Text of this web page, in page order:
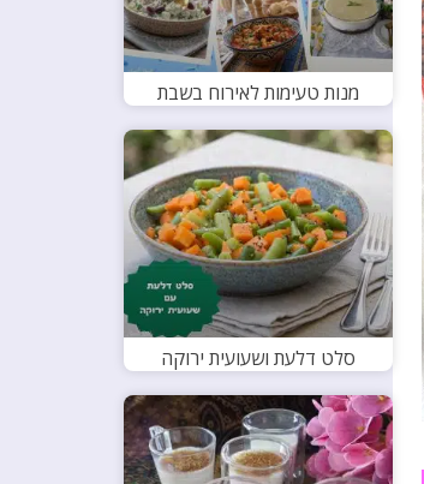
מנות טעימות לאירוח בשבת
סלט דלעת ושעועית ירוקה